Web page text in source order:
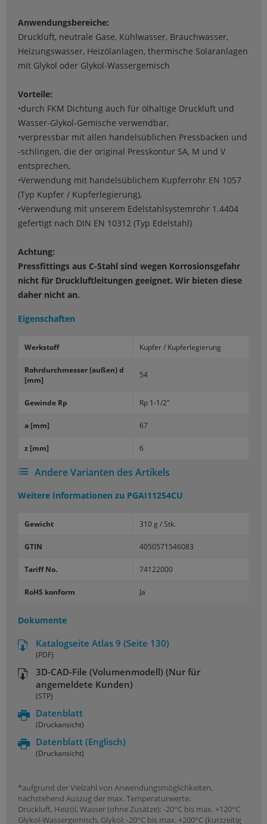
Anwendungsbereiche:
Druckluft, neutrale Gase, Kühlwasser, Brauchwasser,
Heizungswasser, Heizölanlagen, thermische Solaranlagen
mit Glykol oder Glykol-Wassergemisch
Vorteile:
•durch FKM Dichtung auch für ölhaltige Druckluft und
Wasser-Glykol-Gemische verwendbar,
•verpressbar mit allen handelsüblichen Pressbacken und
-schlingen, die der original Presskontur SA, M und V
entsprechen,
•Verwendung mit handelsüblichem Kupferrohr EN 1057
(Typ Kupfer / Kupferlegierung),
•Verwendung mit unserem Edelstahlsystemrohr 1.4404
gefertigt nach DIN EN 10312 (Typ Edelstahl)
Achtung:
Pressfittings aus C-Stahl sind wegen Korrosionsgefahr
nicht für Druckluftleitungen geeignet. Wir bieten diese
daher nicht an.
Eigenschaften
Werk­stoff Kup­fer / Kup­fer­le­gie­rung
Rohr­durch­mes­ser (außen) d
[mm]
54
Ge­win­de Rp Rp 1-1/2"
a [mm] 67
z [mm] 6
Andere Varianten des Artikels
Weitere Informationen zu PGAI11254CU
Gewicht 310 g / Stk.
GTIN 4050571546083
Tariff No. 74122000
RoHS konform Ja
Dokumente
Katalogseite Atlas 9 (Seite 130)
(PDF)
3D-CAD-File (Volumenmodell) (Nur für
angemeldete Kunden)
(STP)
Datenblatt
(Druckansicht)
Datenblatt (Englisch)
(Druckansicht)
*aufgrund der Vielzahl von Anwendungsmöglichkeiten,
nachstehend Auszug der max. Temperaturwerte:
Druckluft, Heizöl, Wasser (ohne Zusätze): -20°C bis max. +120°C
Glykol-Wassergemisch, Glykol: -20°C bis max. +200°C (kurzzeitig